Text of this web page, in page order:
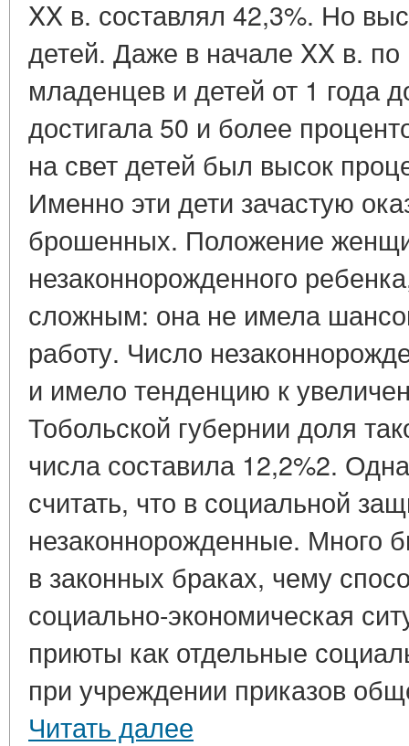
XX в. составлял 42,3%. Но
детей. Даже в начале XX в.
младенцев и детей от 1 года
достигала 50 и более
на свет детей был высок
Именно эти дети зачастую
брошенных. Положение
незаконнорожденного
сложным: она не имела
работу. Число
и имело тенденцию к
Тобольской губернии доля
числа составила 12,2%2.
считать, что в социальной
незаконнорожденные. Много
в законных браках, чему
социально-экономическая
приюты как отдельные
при учреждении приказов
Читать далее